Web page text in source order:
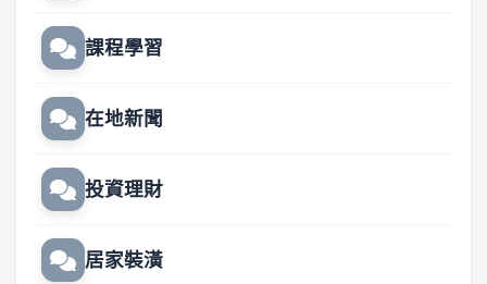
課程學習
在地新聞
投資理財
居家裝潢